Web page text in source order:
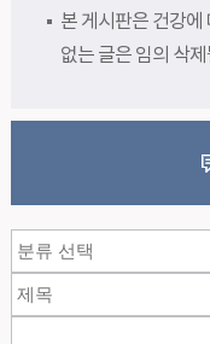
본 게시판은 건강에
없는 글은 임의 삭